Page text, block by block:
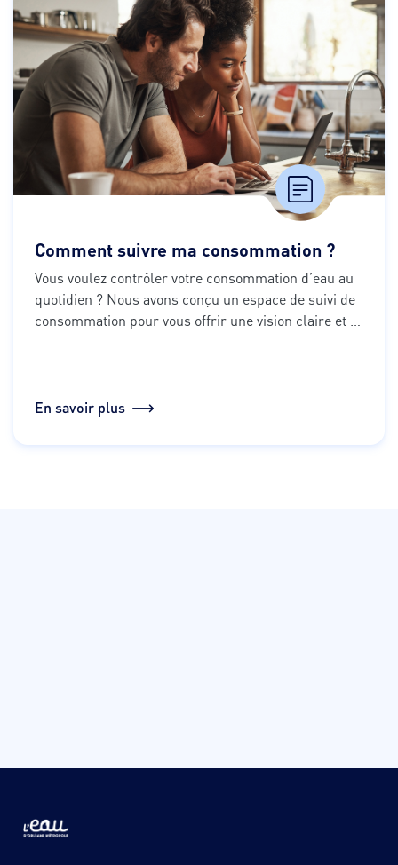
Comment suivre ma consommation ?
Vous voulez contrôler votre consommation d’eau au
quotidien ? Nous avons conçu un espace de suivi de
consommation pour vous offrir une vision claire et
bénéficiez de conseils adaptés pour réduire vos
En savoir plus